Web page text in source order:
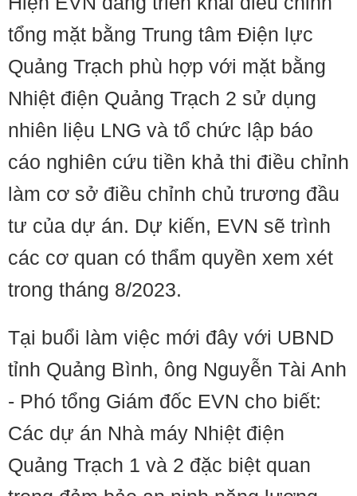
tổng mặt bằng Trung tâm Điện lực
Quảng Trạch phù hợp với mặt bằng
Nhiệt điện Quảng Trạch 2 sử dụng
nhiên liệu LNG và tổ chức lập báo
cáo nghiên cứu tiền khả thi điều chỉnh
làm cơ sở điều chỉnh chủ trương đầu
tư của dự án. Dự kiến, EVN sẽ trình
các cơ quan có thẩm quyền xem xét
trong tháng 8/2023.
Tại buổi làm việc mới đây với UBND
tỉnh Quảng Bình, ông Nguyễn Tài Anh
- Phó tổng Giám đốc EVN cho biết:
Các dự án Nhà máy Nhiệt điện
Quảng Trạch 1 và 2 đặc biệt quan